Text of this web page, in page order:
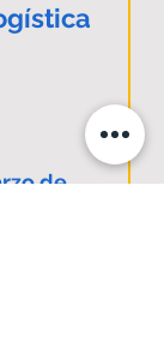
de